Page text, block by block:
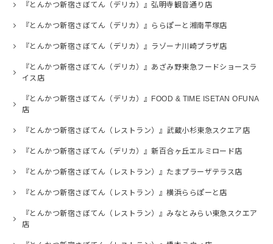
『とんかつ新宿さぼてん（デリカ）』弘明寺観音通り店
『とんかつ新宿さぼてん（デリカ）』ららぽーと湘南平塚店
『とんかつ新宿さぼてん（デリカ）』ラゾーナ川崎プラザ店
『とんかつ新宿さぼてん（デリカ）』あざみ野東急フードショースラ
イス店
『とんかつ新宿さぼてん（デリカ）』FOOD & TIME ISETAN OFUNA
店
『とんかつ新宿さぼてん（レストラン）』武蔵小杉東急スクエア店
『とんかつ新宿さぼてん（デリカ）』新百合ヶ丘エルミロード店
『とんかつ新宿さぼてん（レストラン）』たまプラーザテラス店
『とんかつ新宿さぼてん（レストラン）』横浜ららぽーと店
『とんかつ新宿さぼてん（レストラン）』みなとみらい東急スクエア
店